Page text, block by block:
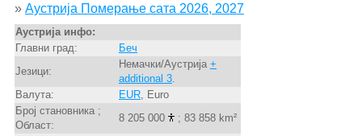
» Аустрија Померање сата 2026, 2027
Аустрија инфо:
Главни град:
Беч
Језици:
Немачки/Аустрија +
additional 3.
Валута:
EUR, Euro
Број становника ;
Област:
8 205 000
; 83 858 km²